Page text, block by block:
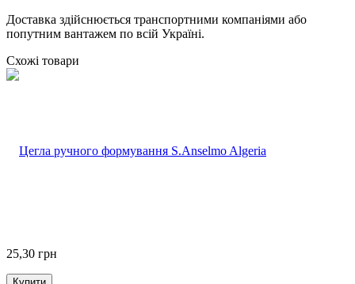
Доставка здійснюється транспортними компаніями або
попутним вантажем по всій Україні.
Схожі товари
25,30 грн